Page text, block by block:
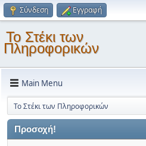
Σύνδεση Εγγραφή
Το Στέκι των
Πληροφορικών
Main Menu
Το Στέκι των Πληροφορικών
Προσοχή!